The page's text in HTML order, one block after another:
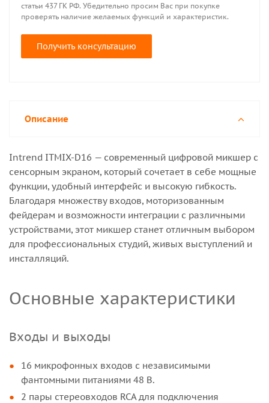
статьи 437 ГК РФ. Убедительно просим Вас при покупке
проверять наличие желаемых функций и характеристик.
Получить консультацию
Описание
Intrend ITMIX-D16 — современный цифровой микшер с
сенсорным экраном, который сочетает в себе мощные
функции, удобный интерфейс и высокую гибкость.
Благодаря множеству входов, моторизованным
фейдерам и возможности интеграции с различными
устройствами, этот микшер станет отличным выбором
для профессиональных студий, живых выступлений и
инсталляций.
Основные характеристики
Входы и выходы
16 микрофонных входов с независимыми
фантомными питаниями 48 В.
2 пары стереовходов RCA для подключения